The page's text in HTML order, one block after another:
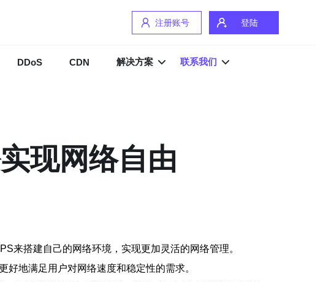
注册账号 登陆
DDoS CDN 解决方案 联系我们
现网络自由
来搭建自己的网络环境，实现更加灵活的网络管理。
地满足用户对网络速度和稳定性的需求。